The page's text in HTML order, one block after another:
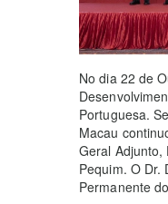
No dia 22 de
Portuguesa.
Macau
Geral Adjunto,
Pequim. O Dr.
Permanente